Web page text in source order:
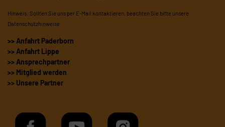
Hinweis: Sollten Sie uns per E-Mail kontaktieren, beachten Sie bitte unsere
Datenschutzhinweise
>> Anfahrt Paderborn
>> Anfahrt Lippe
>> Ansprechpartner
>> Mitglied werden
>> Unsere Partner